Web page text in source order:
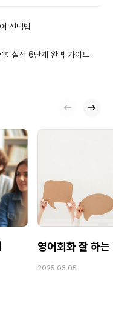
선택법
: 실전 6단계 완벽 가이드
영어회화 잘 하
2025.03.05